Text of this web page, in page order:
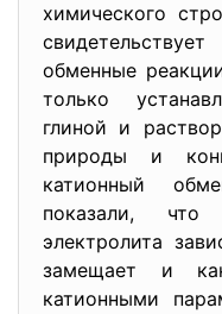
химического
обменные
только
глиной и
природы и
катионный
показали, что
электролита
замещает и
катионными